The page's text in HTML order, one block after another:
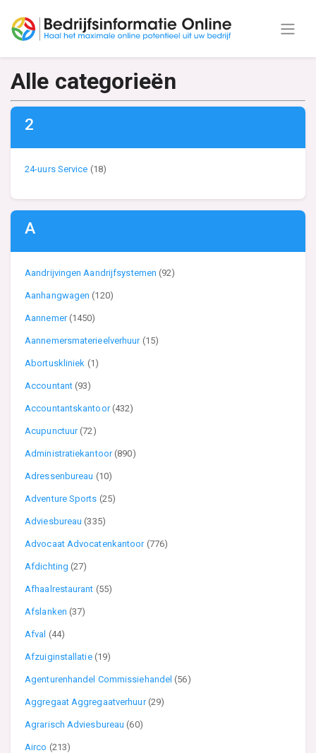
Alle categorieën
2
24-uurs Service (18)
A
Aandrijvingen Aandrijfsystemen(92)
Aanhangwagen(120)
Aannemer(1450)
Aannemersmaterieelverhuur (15)
Abortuskliniek (1)
Accountant(93)
Accountantskantoor(432)
Acupunctuur(72)
Administratiekantoor(890)
Adressenbureau (10)
Adventure Sports (25)
Adviesbureau(335)
Advocaat Advocatenkantoor (776)
Afdichting(27)
Afhaalrestaurant (55)
Afslanken (37)
Afval (44)
Afzuiginstallatie (19)
Agenturenhandel Commissiehandel(56)
Aggregaat Aggregaatverhuur(29)
Agrarisch Adviesbureau(60)
Airco (213)